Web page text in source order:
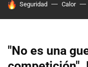
HOY SE HABLA DE
Seguridad Calor
"No es una